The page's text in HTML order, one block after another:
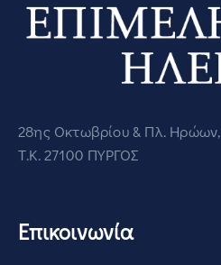
28ης Οκτωβρίου & Πλ. Ηρώων,
Τ.Κ. 27100 ΠΥΡΓΟΣ
Επικοινωνία